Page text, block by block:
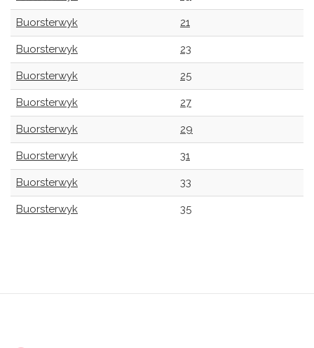
Buorsterwyk 21
Buorsterwyk 23
Buorsterwyk 25
Buorsterwyk 27
Buorsterwyk 29
Buorsterwyk 31
Buorsterwyk 33
Buorsterwyk 35